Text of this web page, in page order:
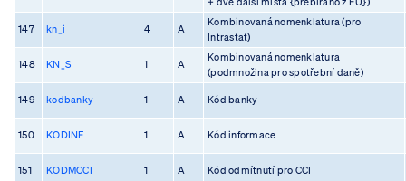
147 kn_i 4 A
Kombinovaná nomenklatura (pro
Intrastat)
148 KN_S 1 A
Kombinovaná nomenklatura
(podmnožina pro spotřební daně)
149 kodbanky 1 A Kód banky
150 KODINF 1 A Kód informace
151 KODMCCI 1 A Kód odmítnutí pro CCI